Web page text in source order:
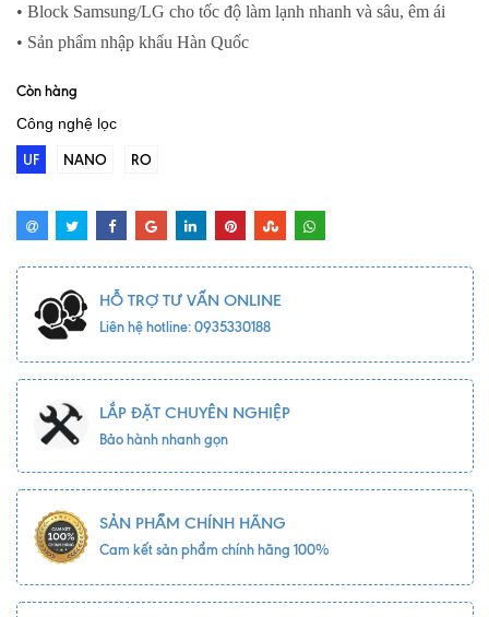
• Block Samsung/LG cho tốc độ làm lạnh nhanh và sâu, êm ái
• Sản phẩm nhập khẩu Hàn Quốc
Còn hàng
Công nghệ lọc
UF NANO RO
HỖ TRỢ TƯ VẤN ONLINE
Liên hệ hotline: 0935330188
LẮP ĐẶT CHUYÊN NGHIỆP
Bảo hành nhanh gọn
SẢN PHẨM CHÍNH HÃNG
Cam kết sản phẩm chính hãng 100%